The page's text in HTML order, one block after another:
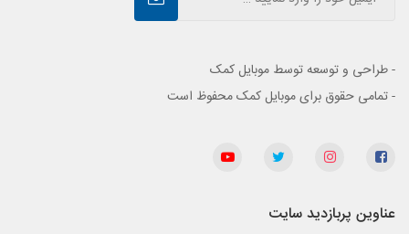
- طراحی و توسعه توسط موبایل کمک
- تمامی حقوق برای موبایل کمک محفوظ است
عناوین پربازدید سایت